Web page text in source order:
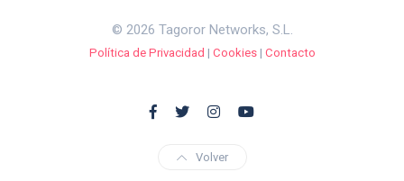
© 2026 Tagoror Networks, S.L.
Política de Privacidad | Cookies| Contacto
Volver